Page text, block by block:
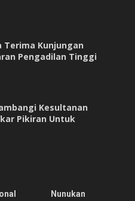
Terima Kunjungan
Pengadilan Tinggi
Kesultanan
Pikiran Untuk
Nunukan